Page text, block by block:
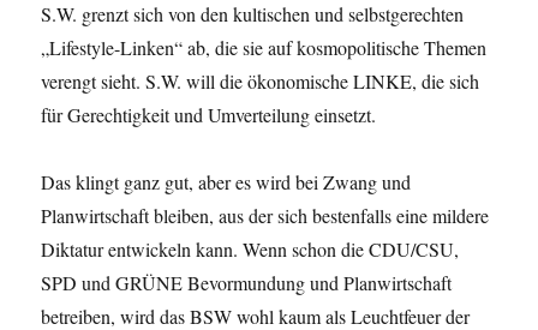
S.W. grenzt sich von den kultischen und selbstgerechten
„Lifestyle-Linken“ ab, die sie auf kosmopolitische Themen
verengt sieht. S.W. will die ökonomische LINKE, die sich
für Gerechtigkeit und Umverteilung einsetzt.
Das klingt ganz gut, aber es wird bei Zwang und
Planwirtschaft bleiben, aus der sich bestenfalls eine mildere
Diktatur entwickeln kann. Wenn schon die CDU/CSU,
SPD und GRÜNE Bevormundung und Planwirtschaft
betreiben, wird das BSW wohl kaum als Leuchtfeuer der